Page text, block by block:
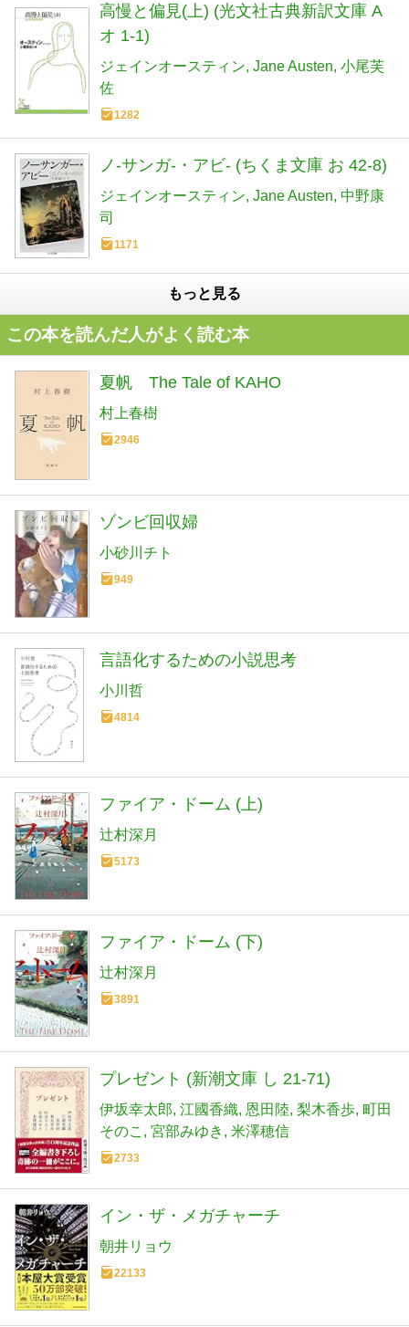
高慢と偏見(上) (光文社古典新訳文庫 A
オ 1-1)
ジェインオースティン Jane Austen 小尾芙
佐
1282
ノ-サンガ-・アビ- (ちくま文庫 お 42-8)
ジェインオースティン Jane Austen 中野康
司
1171
もっと見る
この本を読んだ人がよく読む本
夏帆 The Tale of KAHO
村上春樹
2946
ゾンビ回収婦
小砂川チト
949
言語化するための小説思考
小川哲
4814
ファイア・ドーム (上)
辻村深月
5173
ファイア・ドーム (下)
辻村深月
3891
プレゼント (新潮文庫 し 21-71)
伊坂幸太郎 江國香織 恩田陸 梨木香歩 町田
そのこ
宮部みゆき 米澤穂信
2733
イン・ザ・メガチャーチ
朝井リョウ
22133